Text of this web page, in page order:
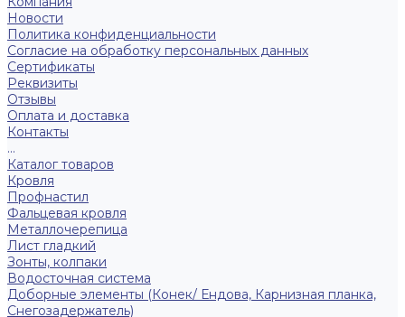
Новости
Политика конфиденциальности
Согласие на обработку персональных данных
Сертификаты
Реквизиты
Отзывы
Оплата и доставка
Контакты
...
Каталог товаров
Кровля
Профнастил
Фальцевая кровля
Металлочерепица
Лист гладкий
Зонты, колпаки
Водосточная система
Доборные элементы (Конек/ Ендова, Карнизная планка,
Снегозадержатель)